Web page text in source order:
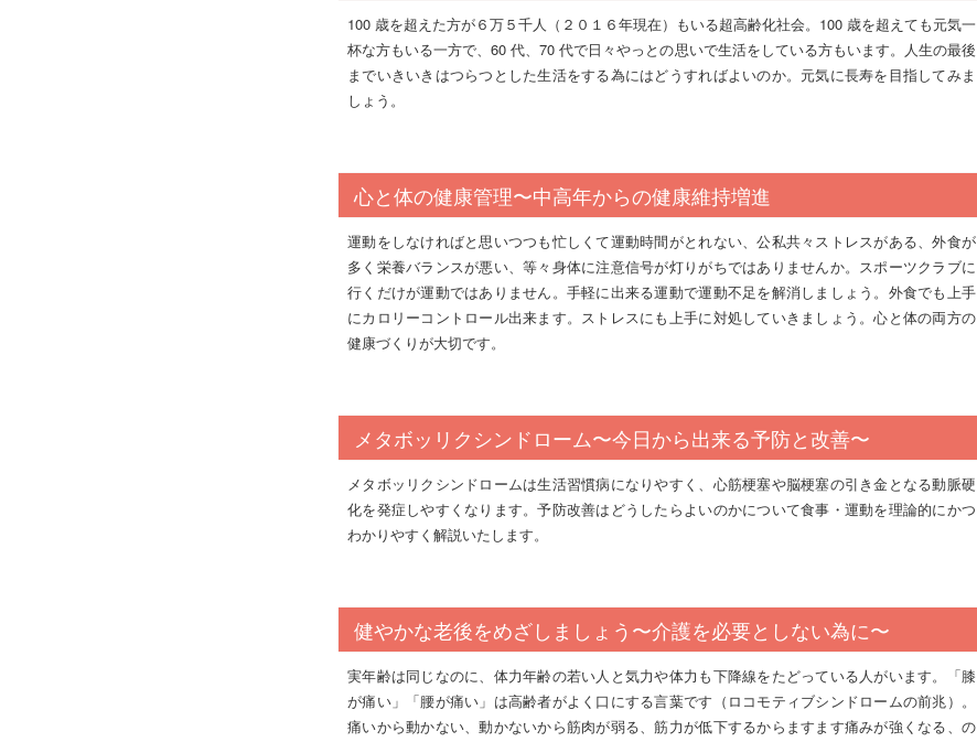
100 歳を超えた方が６万５千人（２０１６年現在）もいる超高齢化社会。100 歳を超えても元気一
杯な方もいる一方で、60 代、70 代で日々やっとの思いで生活をしている方もいます。人生の最後
までいきいきはつらつとした生活をする為にはどうすればよいのか。元気に長寿を目指してみま
しょう。
心と体の健康管理〜中高年からの健康維持増進
運動をしなければと思いつつも忙しくて運動時間がとれない、公私共々ストレスがある、外食が
多く栄養バランスが悪い、等々身体に注意信号が灯りがちではありませんか。スポーツクラブに
行くだけが運動ではありません。手軽に出来る運動で運動不足を解消しましょう。外食でも上手
にカロリーコントロール出来ます。ストレスにも上手に対処していきましょう。心と体の両方の
健康づくりが大切です。
メタボッリクシンドローム〜今日から出来る予防と改善〜
メタボッリクシンドロームは生活習慣病になりやすく、心筋梗塞や脳梗塞の引き金となる動脈硬
化を発症しやすくなります。予防改善はどうしたらよいのかについて食事・運動を理論的にかつ
わかりやすく解説いたします。
健やかな老後をめざしましょう〜介護を必要としない為に〜
実年齢は同じなのに、体力年齢の若い人と気力や体力も下降線をたどっている人がいます。「膝
が痛い」「腰が痛い」は高齢者がよく口にする言葉です（ロコモティブシンドロームの前兆）。
痛いから動かない、動かないから筋肉が弱る、筋力が低下するからますます痛みが強くなる、の